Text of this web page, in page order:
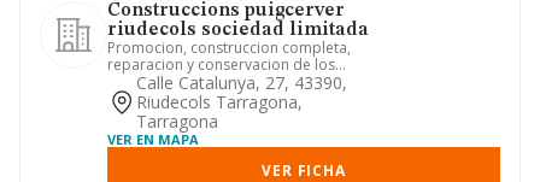
Construccions puigcerver
riudecols sociedad limitada
Promocion, construccion completa,
reparacion y conservacion de los
edificios y obras publicas, obra...
Calle Catalunya, 27, 43390,
Riudecols Tarragona,
Tarragona
VER EN MAPA
VER FICHA